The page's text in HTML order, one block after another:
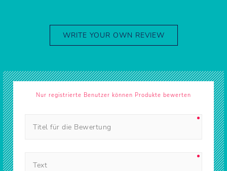
WRITE YOUR OWN REVIEW
Nur registrierte Benutzer können Produkte bewerten